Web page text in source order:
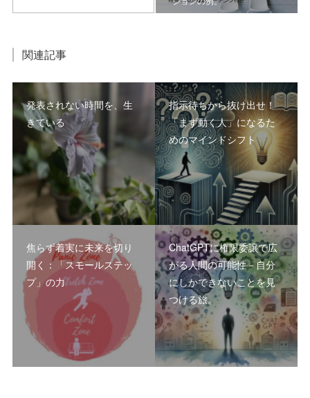
関連記事
発表されない時間を、生
きている
指示待ちから抜け出せ！
「まず動く人」になるた
めのマインドシフト
焦らず着実に未来を切り
開く：「スモールステッ
プ」の力
ChatGPTに権限委譲で広
がる人間の可能性－自分
にしかできないことを見
つける旅。